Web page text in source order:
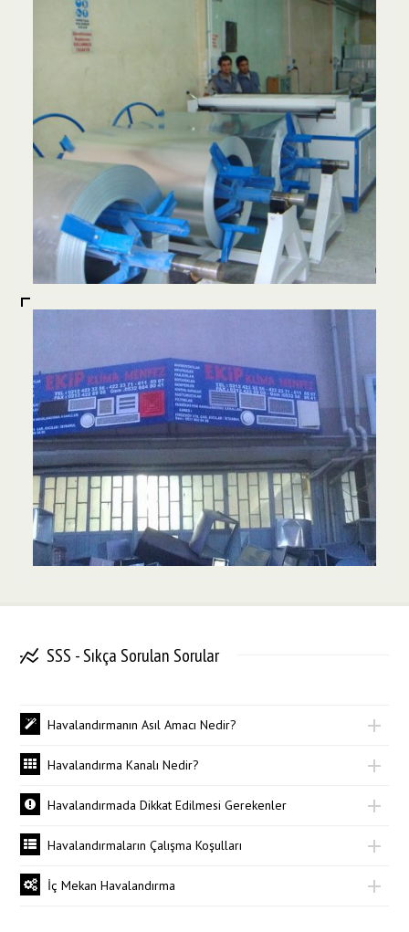
SSS - Sıkça Sorulan Sorular
Havalandırmanın Asıl Amacı Nedir?
Havalandırma Kanalı Nedir?
Havalandırmada Dikkat Edilmesi Gerekenler
Havalandırmaların Çalışma Koşulları
İç Mekan Havalandırma